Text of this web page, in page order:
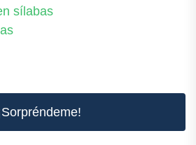
sílabas